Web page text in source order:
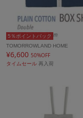
5％ポイントバック
TOMORROWLAND HOME
¥6,600 50%OFF
タイムセール 再入荷